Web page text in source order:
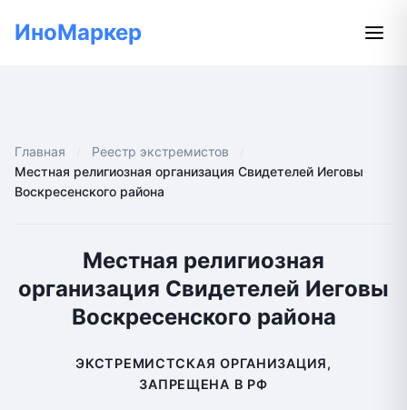
ИноМаркер
Главная
Реестр экстремистов
Местная религиозная организация Свидетелей Иеговы
Воскресенского района
Местная религиозная
организация Свидетелей Иеговы
Воскресенского района
ЭКСТРЕМИСТСКАЯ ОРГАНИЗАЦИЯ,
ЗАПРЕЩЕНА В РФ